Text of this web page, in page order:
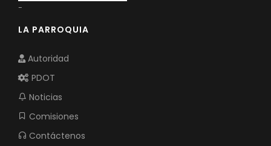
Obras y proyectos
-
LA PARROQUIA
Autoridad
PDOT
Noticias
Comisiones
Contáctenos